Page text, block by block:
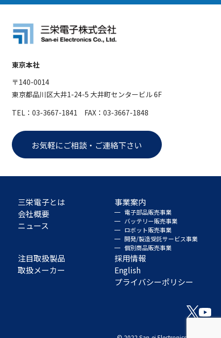
東京本社
〒140-0014
東京都品川区大井1-24-5 大井町センタービル 6F
TEL：03-3667-1841 FAX：03-3667-1848
お気軽にご相談・ご連絡下さい
三栄電子とは
会社概要
ニュース
事業案内
電子部品販売事業
バッテリー販売事業
ロボット販売事業
開発/製造受託サービス事業
個別商品販売事業
注目取扱製品
取扱メーカー
採用情報
English
プライバシーポリシー